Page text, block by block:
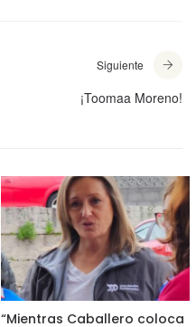
Siguiente
¡Toomaa Moreno!
“Mientras Caballero coloca